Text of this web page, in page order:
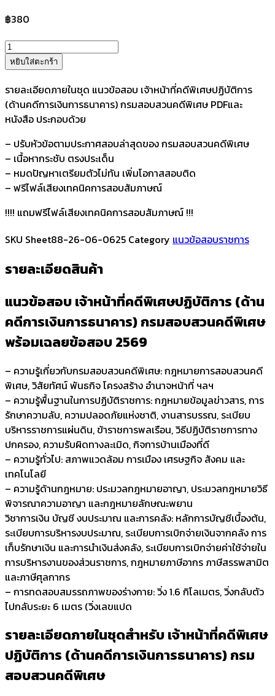
฿380
จำนวน
แนว
ข้อสอบ
เจ้า
หน้าที่
คดี
ปฏิบัติ
การ
(ด้าน
คดี
การ
การ
กรม
คดี
พิเศษ
ชิ้น
หยิบใส่ตะกร้า
รายละเอียดภายในชุด แนวข้อสอบ เจ้าหน้าที่คดีพิเศษปฏิบัติการ
(ด้านคดีการเงินการธนาคาร) กรมสอบสวนคดีพิเศษ PDFและ
หนังสือ ประกอบด้วย
– ปรับหัวข้อตามประกาศสอบล่าสุดของ กรมสอบสวนคดีพิเศษ
– เนื้อหากระชับ ตรงประเด็น
– หมดปัญหาเตรียมตัวไม่ทัน เพิ่มโอกาสสอบติด
– ฟรีไฟล์เสียงเทคนิคการสอบสัมภาษณ์
!!!! แถมฟรีไฟล์เสียงเทคนิคการสอบสัมภาษณ์ !!!
SKU Sheet88-26-06-0625 Category แนวข้อสอบราชการ
รายละเอียดสินค้า
แนวข้อสอบ เจ้าหน้าที่คดีพิเศษปฏิบัติการ (ด้าน
คดีการเงินการธนาคาร) กรมสอบสวนคดีพิเศษ
พร้อมเฉลยข้อสอบ 2569
– ความรู้เกี่ยวกับกรมสอบสวนคดีพิเศษ: กฎหมายการสอบสวนคดี
พิเศษ, วิสัยทัศน์ พันธกิจ โครงสร้าง อำนาจหน้าที่ ฯลฯ
– ความรู้พื้นฐานในการปฏิบัติราชการ: กฎหมายข้อมูลข่าวสาร, การ
รักษาความลับ, ความปลอดภัยแห่งชาติ, งานสารบรรณ, ระเบียบ
บริหารราชการแผ่นดิน, ข้าราชการพลเรือน, วิธีปฏิบัติราชการทาง
ปกครอง, ความรับผิดทางละเมิด, กิจการบ้านเมืองที่ดี
– ความรู้ทั่วไป: สภาพแวดล้อม การเมือง เศรษฐกิจ สังคม และ
เทคโนโลยี
– ความรู้ด้านกฎหมาย: ประมวลกฎหมายอาญา, ประมวลกฎหมายวิธี
พิจารณาความอาญา และกฎหมายลักษณะพยาน
วิชาการเงิน บัญชี งบประมาณ และการคลัง: หลักการบัญชีเบื้องต้น,
ระเบียบการบริหารงบประมาณ, ระเบียบการเบิกจ่ายเงินจากคลัง การ
เก็บรักษาเงิน และการนำเงินส่งคลัง, ระเบียบการเบิกจ่ายค่าใช้จ่ายใน
การบริหารงานของส่วนราชการ, กฎหมายภาษีอากร ภาษีสรรพสามิต
และภาษีศุลกากร
– การทดสอบสมรรถภาพของร่างกาย: วิ่ง 1.6 กิโลเมตร, วิ่งกลับตัว
ไปกลับระยะ 6 เมตร (วิ่งเลขแปด
รายละเอียดภายในชุดสำหรับ เจ้าหน้าที่คดีพิเศษ
ปฏิบัติการ (ด้านคดีการเงินการธนาคาร) กรม
สอบสวนคดีพิเศษ